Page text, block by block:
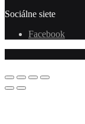
Sociálne siete
Facebook